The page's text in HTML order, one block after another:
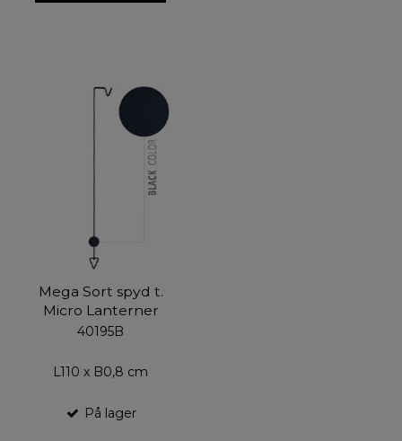
Mega Sort spyd t.
Micro Lanterner
40195B
L110 x B0,8 cm
På lager